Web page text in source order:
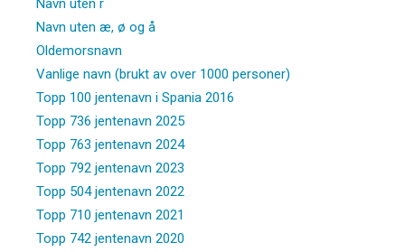
Navn uten æ, ø og å
Oldemorsnavn
Vanlige navn (brukt av over 1000 personer)
Topp 100 jentenavn i Spania 2016
Topp 736 jentenavn 2025
Topp 763 jentenavn 2024
Topp 792 jentenavn 2023
Topp 504 jentenavn 2022
Topp 710 jentenavn 2021
Topp 742 jentenavn 2020